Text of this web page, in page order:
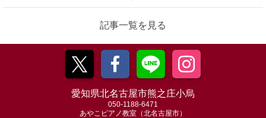
記事一覧を見る
愛知県北名古屋市熊之庄小烏
050-1188-6471
あやこピアノ教室（北名古屋市）